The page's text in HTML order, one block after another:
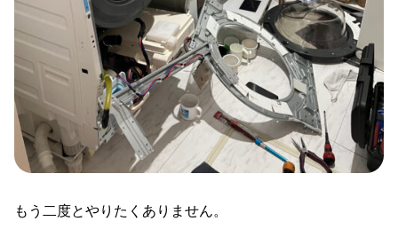
もう二度とやりたくありません。